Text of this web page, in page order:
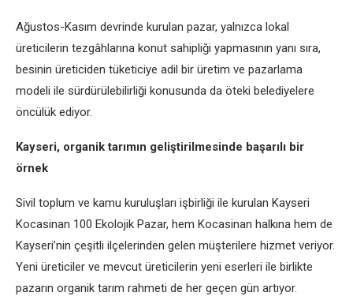
Ağustos-Kasım devrinde kurulan pazar, yalnızca lokal
üreticilerin tezgâhlarına konut sahipliği yapmasının yanı sıra,
besinin üreticiden tüketiciye adil bir üretim ve pazarlama
modeli ile sürdürülebilirliği konusunda da öteki belediyelere
öncülük ediyor.
Kayseri, organik tarımın geliştirilmesinde başarılı bir
örnek
Sivil toplum ve kamu kuruluşları işbirliği ile kurulan Kayseri
Kocasinan 100 Ekolojik Pazar, hem Kocasinan halkına hem de
Kayseri’nin çeşitli ilçelerinden gelen müşterilere hizmet veriyor.
Yeni üreticiler ve mevcut üreticilerin yeni eserleri ile birlikte
pazarın organik tarım rahmeti de her geçen gün artıyor.